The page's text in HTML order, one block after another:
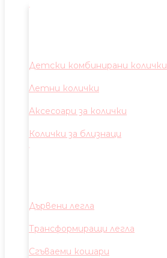
Детски комбинирани колички
Летни колички
Аксесоари за колички
Колички за близнаци
Дървени легла
Трансформиращи легла
Сгъваеми кошари